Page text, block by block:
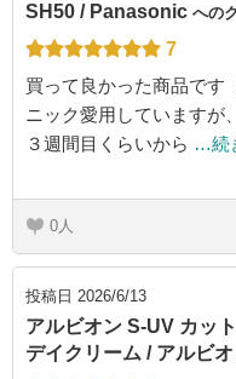
SH50 / Panasonic への
7
買って良かった商品です
ニック愛用していますが
３週間目くらいから …続
0
投稿日 2026/6/13
アルビオン S-UV カッ
デイクリーム / アルビ